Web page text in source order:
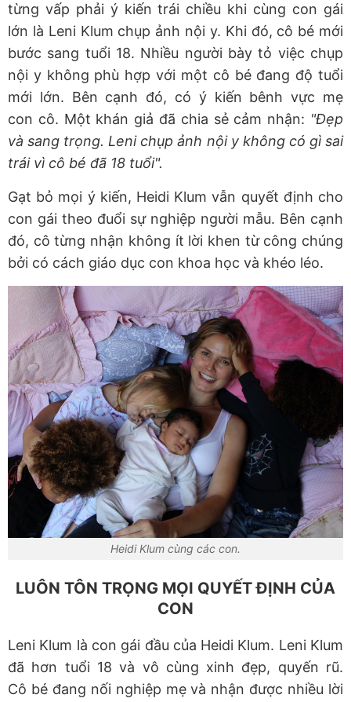
từng vấp phải ý kiến trái chiều khi cùng con gái
lớn là Leni Klum chụp ảnh nội y. Khi đó, cô bé mới
bước sang tuổi 18. Nhiều người bày tỏ việc chụp
nội y không phù hợp với một cô bé đang độ tuổi
mới lớn. Bên cạnh đó, có ý kiến bênh vực mẹ
con cô. Một khán giả đã chia sẻ cảm nhận: "Đẹp
và sang trọng. Leni chụp ảnh nội y không có gì sai
trái vì cô bé đã 18 tuổi".
Gạt bỏ mọi ý kiến, Heidi Klum vẫn quyết định cho
con gái theo đuổi sự nghiệp người mẫu. Bên cạnh
đó, cô từng nhận không ít lời khen từ công chúng
bởi có cách giáo dục con khoa học và khéo léo.
Heidi Klum cùng các con.
LUÔN TÔN TRỌNG MỌI QUYẾT ĐỊNH CỦA
CON
Leni Klum là con gái đầu của Heidi Klum. Leni Klum
đã hơn tuổi 18 và vô cùng xinh đẹp, quyến rũ.
Cô bé đang nối nghiệp mẹ và nhận được nhiều lời